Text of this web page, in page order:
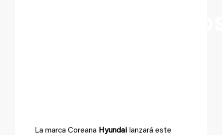
La marca Coreana Hyundai lanzará este